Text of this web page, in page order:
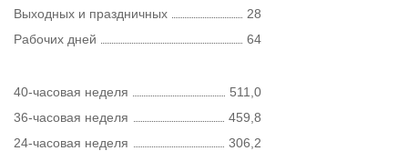
Выходных и праздничных
28
Рабочих дней
64
40-часовая неделя
511,0
36-часовая неделя
459,8
24-часовая неделя
306,2